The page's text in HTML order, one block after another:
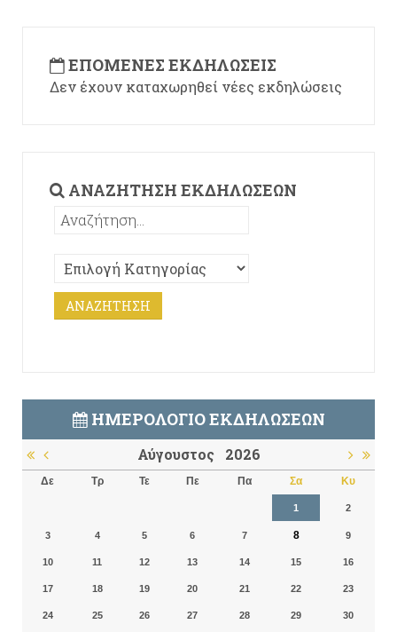
ΕΠΌΜΕΝΕΣ ΕΚΔΗΛΏΣΕΙΣ
Δεν έχουν καταχωρηθεί νέες εκδηλώσεις
ΑΝΑΖΉΤΗΣΗ ΕΚΔΗΛΏΣΕΩΝ
ΗΜΕΡΟΛΌΓΙΟ ΕΚΔΗΛΏΣΕΩΝ
Αύγουστος 2026
Δε Τρ Τε Πε Πα Σα Κυ
1 2
3 4 5 6 7 8 9
10 11 12 13 14 15 16
17 18 19 20 21 22 23
24 25 26 27 28 29 30